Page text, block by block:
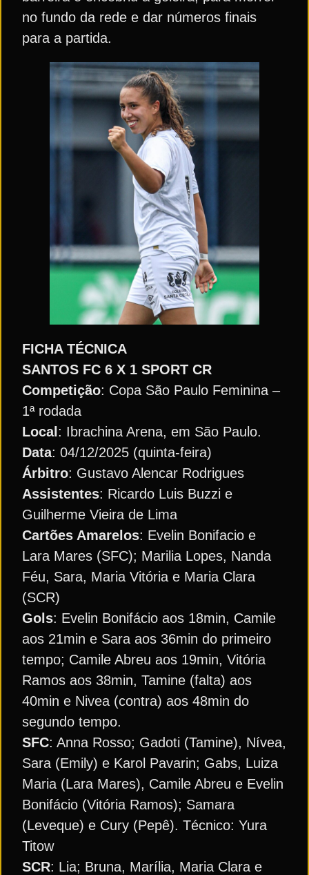
no fundo da rede e dar números finais
para a partida.
FICHA TÉCNICA
SANTOS FC 6 X 1 SPORT CR
Competição: Copa São Paulo Feminina –
1ª rodada
Local : Ibrachina Arena, em São Paulo.
Data: 04/12/2025 (quinta-feira)
Árbitro: Gustavo Alencar Rodrigues
Assistentes: Ricardo Luis Buzzi e
Guilherme Vieira de Lima
Cartões Amarelos: Evelin Bonifacio e
Lara Mares (SFC); Marilia Lopes, Nanda
Féu, Sara, Maria Vitória e Maria Clara
(SCR)
Gols: Evelin Bonifácio aos 18min, Camile
aos 21min e Sara aos 36min do primeiro
tempo; Camile Abreu aos 19min, Vitória
Ramos aos 38min, Tamine (falta) aos
40min e Nivea (contra) aos 48min do
segundo tempo.
SFC: Anna Rosso; Gadoti (Tamine), Nívea,
Sara (Emily) e Karol Pavarin; Gabs, Luiza
Maria (Lara Mares), Camile Abreu e Evelin
Bonifácio (Vitória Ramos); Samara
(Leveque) e Cury (Pepê). Técnico: Yura
Titow
SCR: Lia; Bruna, Marília, Maria Clara e